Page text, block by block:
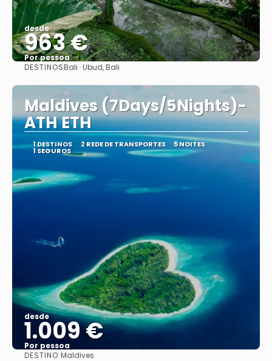
desde
963 €
Por pessoa
DESTINOSBali · Ubud, Bali
Maldives (7Days/5Nights)-
ATH ETH
1 DESTINOS 2 REDE DE TRANSPORTES 5 NOITES
1 SEGUROS
desde
1.009 €
Por pessoa
DESTINO:Maldives